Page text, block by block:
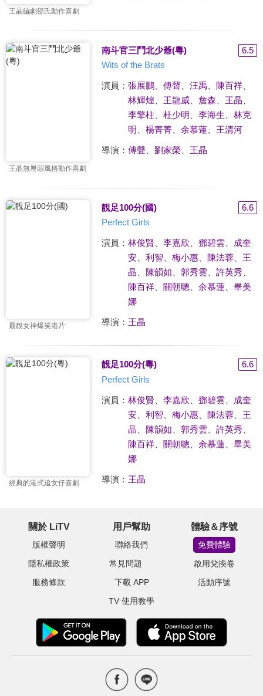
王晶編劇邵氏動作喜劇
王晶無厘頭風格動作喜劇
南斗官三鬥北少爺(粵)
6.5
Wits of the Brats
演員： 張展鵬、 傅聲、 汪禹 陳百祥、
林輝煌
王龍威、 詹森 王晶
李擎柱
杜少明 李海生
林克
明
楊菁菁、 余慕蓮、 王清河
導演： 傅聲、 劉家榮、 王晶
最靚女神爆笑港片
靚足100分(國)
6.6
Perfect Girls
演員： 林俊賢 李嘉欣 鄧碧雲、 成奎
安、 利智 梅小惠、 陳法蓉、 王
晶
陳韻如 郭秀雲、 許英秀
陳百祥、 關朝聰 余慕蓮、 畢美
娜
導演： 王晶
經典的港式追女仔喜劇
靚足100分(粵)
6.6
Perfect Girls
演員： 林俊賢 李嘉欣 鄧碧雲、 成奎
安、 利智 梅小惠、 陳法蓉、 王
晶
陳韻如 郭秀雲、 許英秀
陳百祥、 關朝聰 余慕蓮、 畢美
娜
導演： 王晶
關於 LiTV
版權聲明
隱私權政策
服務條款
用戶幫助
聯絡我們
常見問題
下載 APP
TV 使用教學
體驗＆序號
免費體驗
啟用兌換卷
活動序號